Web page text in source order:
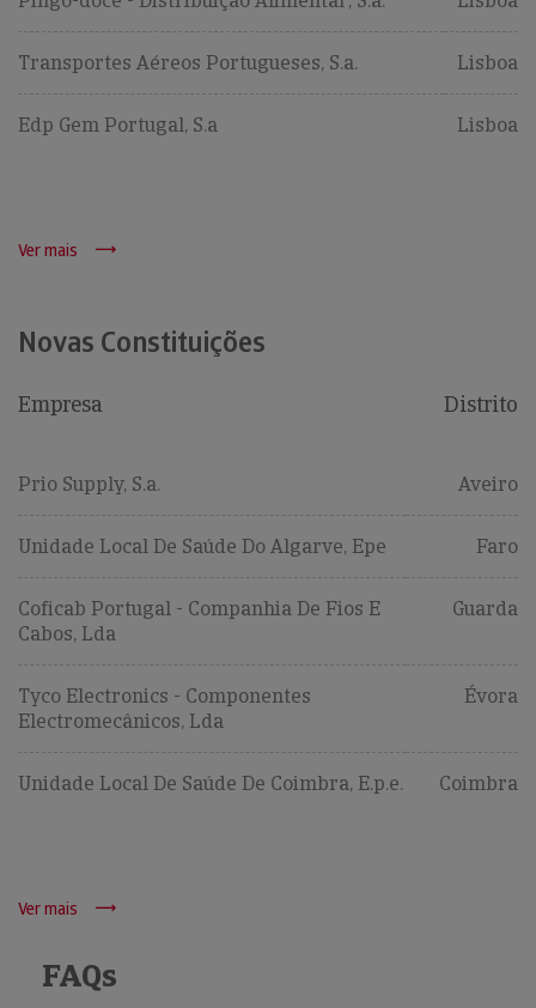
Transportes Aéreos Portugueses, S.a. Lisboa
Edp Gem Portugal, S.a Lisboa
Ver mais
Novas Constituições
Empresa Distrito
Prio Supply, S.a. Aveiro
Unidade Local De Saúde Do Algarve, Epe Faro
Coficab Portugal - Companhia De Fios E
Cabos, Lda
Guarda
Tyco Electronics - Componentes
Electromecânicos, Lda
Évora
Unidade Local De Saúde De Coimbra, E.p.e. Coimbra
Ver mais
FAQs